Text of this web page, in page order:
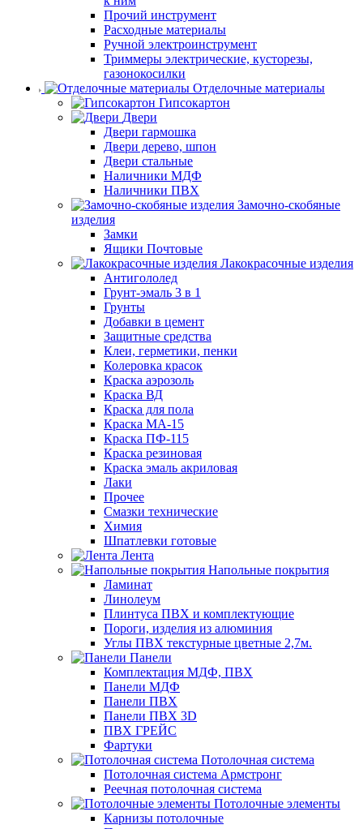
Прочий инструмент
Расходные материалы
Ручной электроинструмент
Триммеры электрические, кусторезы,
газонокосилки
Отделочные материалы
Гипсокартон
Двери
Двери гармошка
Двери дерево, шпон
Двери стальные
Наличники МДФ
Наличники ПВХ
Замочно-скобяные
изделия
Замки
Ящики Почтовые
Лакокрасочные изделия
Антигололед
Грунт-эмаль 3 в 1
Грунты
Добавки в цемент
Защитные средства
Клеи, герметики, пенки
Колеровка красок
Краска аэрозоль
Краска ВД
Краска для пола
Краска МА-15
Краска ПФ-115
Краска резиновая
Краска эмаль акриловая
Лаки
Прочее
Смазки технические
Химия
Шпатлевки готовые
Лента
Напольные покрытия
Ламинат
Линолеум
Плинтуса ПВХ и комплектующие
Пороги, изделия из алюминия
Углы ПВХ текстурные цветные 2,7м.
Панели
Комплектация МДФ, ПВХ
Панели МДФ
Панели ПВХ
Панели ПВХ 3D
ПВХ ГРЕЙС
Фартуки
Потолочная система
Потолочная система Армстронг
Реечная потолочная система
Потолочные элементы
Карнизы потолочные